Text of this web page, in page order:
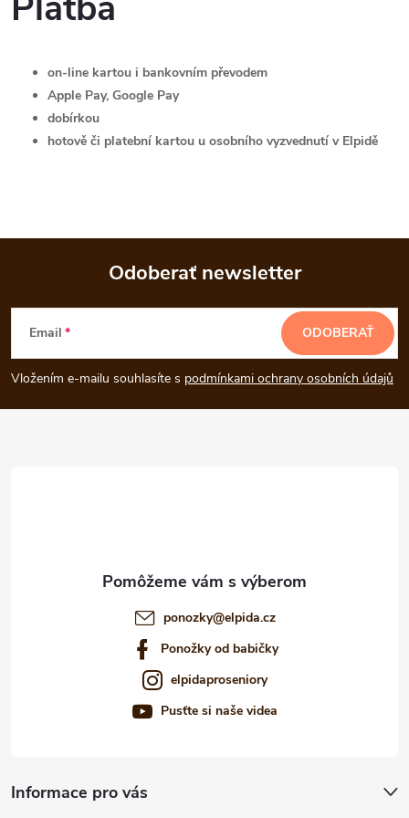
on-line kartou i bankovním převodem
Apple Pay, Google Pay
dobírkou
hotově či platební kartou u osobního vyzvednutí v Elpidě
Z
á
p
Odoberať newsletter
Email
Vložením e-mailu souhlasíte s podmínkami ochrany osobních údajů
ODOBERAŤ
ponozky@elpida.cz
Ponožky od babičky
elpidaproseniory
Pusťte si naše videa
Informace pro vás